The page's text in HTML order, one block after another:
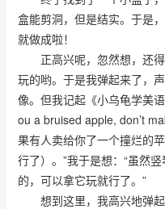
盒能剪洞，但是结实。于是
就做成啦！
正高兴呢，忽然想，还得
玩的哟。于是我弹起来了，
像。但我记起《小乌龟学美
ou a bruised apple, don’t
果有人卖给你了一个撞烂的
行了）。”我于是想：“虽然
的，可以拿它玩就行了。”
想到这里，我高兴地弹